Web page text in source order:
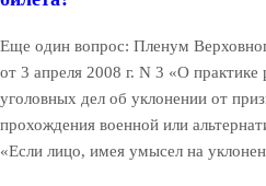
Еще один вопрос: Пленум
от 3 апреля 2008 г. N 3 «О практике
уголовных дел об уклонении от
прохождения военной или
«Если лицо, имея умысел на